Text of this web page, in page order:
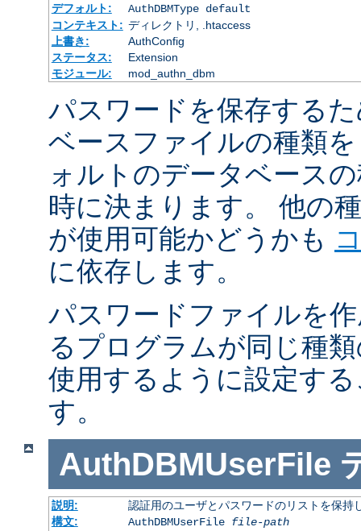
デフォルト:
AuthDBMType default
コンテキスト: ディレクトリ, .htaccess
上書き:
AuthConfig
ステータス:
Extension
モジュール:
mod_authn_dbm
パスワードを保存する
ベースファイルの種類
ォルトのデータベース
時に決まります。 他の
が使用可能かどうかも
に依存します。
パスワードファイルを
るプログラムが同じ種
使用するように設定す
す。
AuthDBMUserFile
説明:
認証用のユーザとパスワードのリストを保
構文:
AuthDBMUserFile file-path